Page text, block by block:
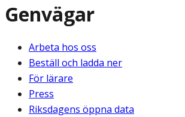
Genvägar
Arbeta hos oss
Beställ och ladda ner
För lärare
Press
Riksdagens öppna data